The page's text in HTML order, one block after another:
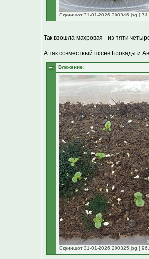
Скриншот 31-01-2026 200346.jpg [
Так взошла махровая - из пяти
А так совместный посев Брокады и
Вложение:
Скриншот 31-01-2026 200325.jpg [